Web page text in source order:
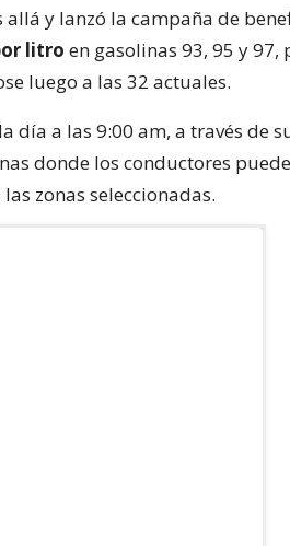
y lanzó la campaña de
litro en gasolinas 93, 95 y 97,
luego a las 32 actuales.
día a las 9:00 am, a través de
donde los conductores
zonas seleccionadas.